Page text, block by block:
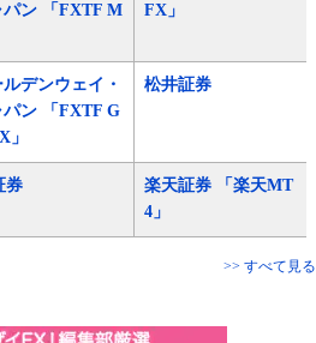
パン 「FXTF M
FX」
ルデンウェイ・
パン 「FXTF G
」
松井証券
券
楽天証券 「楽天MT
4」
>> すべて見る